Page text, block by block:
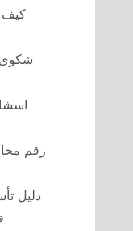
كيف
شكوى
رقم